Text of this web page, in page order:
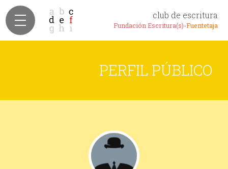
club de escritura
Fundación Escritura(s)-Fuentetaja
PERFIL PÚBLICO